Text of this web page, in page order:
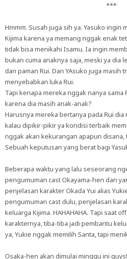
***
Hmmm. Susah juga sih ya. Yasuko ingin
Kijima karena ya memang nggak enak
tidak bisa menikahi Isamu. Ia ingin
bukan cuma anaknya saja, meski ya dia
dan paman Rui. Dan YAsuko juga masih
menyebabkan luka Rui.
Tapi kenapa mereka nggak nanya sama
karena dia masih anak-anak?
Harusnya mereka bertanya pada Rui dia
kalau dipikir-pikir ya kondisi terbaik
nggak akan kekurangan apapun disana,
Sebuah keputusan yang berat bagi
Beberapa waktu yang lalu seseorang
pengumuman cast Okayama-hen dan
penjelasan karakter Okada Yui alias
pengumuman cast dulu, penjelasan
keluarga Kijima. HAHAHAHA. Tapi saat
karakternya, tiba-tiba jadi pembantu
ya, Yukie nggak memilih Santa, tapi
Osaka-hen akan dimulai minggu ini guys!